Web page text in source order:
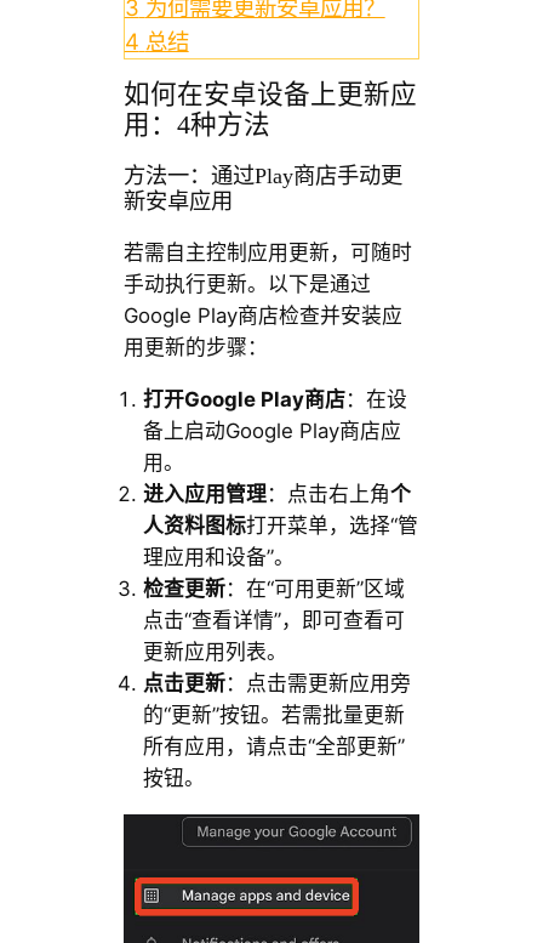
3 为何需要更新安卓应用？
4 总结
如何在安卓设备上更新应
用：4种方法
方法一：通过Play商店手动更
新安卓应用
若需自主控制应用更新，可随时
手动执行更新。以下是通过
Google Play商店检查并安装应
用更新的步骤：
打开Google Play商店：在设
备上启动Google Play商店应
用。
进入应用管理：点击右上角个
人资料图标打开菜单，选择“管
理应用和设备”。
检查更新：在“可用更新”区域
点击“查看详情”，即可查看可
更新应用列表。
点击更新：点击需更新应用旁
的“更新”按钮。若需批量更新
所有应用，请点击“全部更新”
按钮。